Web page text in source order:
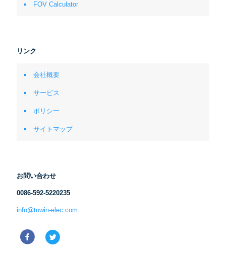
FOV Calculator
リンク
会社概要
サービス
ポリシー
サイトマップ
お問い合わせ
0086-592-5220235
info@towin-elec.com